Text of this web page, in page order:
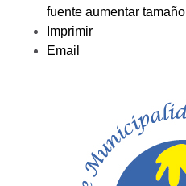
fuente aumentar
Imprimir
Email